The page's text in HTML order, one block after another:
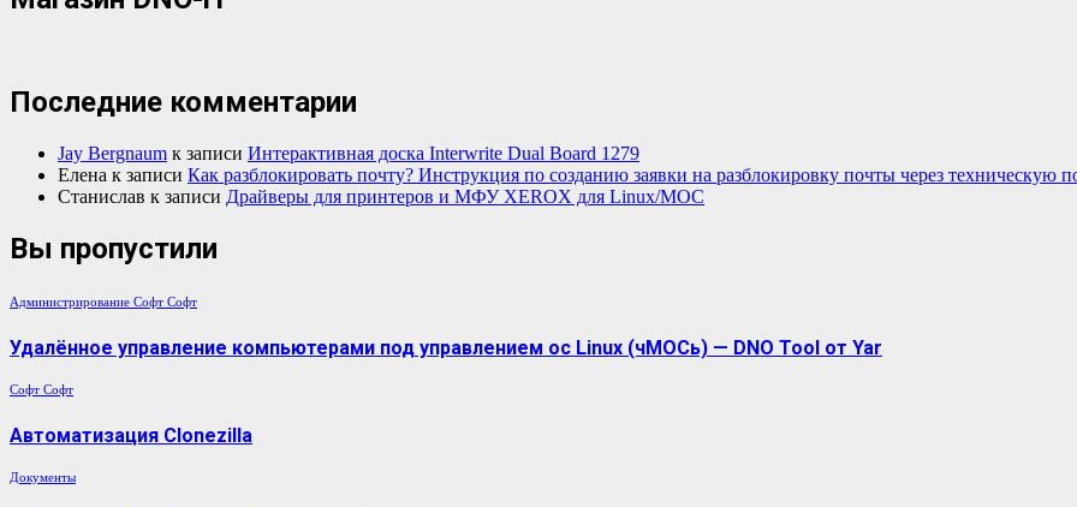
Последние комментарии
Jay Bergnaum к записи Интерактивная доска Interwrite Dual Board 1279
Елена к записи Как разблокировать почту? Инструкция по созданию заявки на разблокировку почты через техническую
Станислав к записи Драйверы для принтеров и МФУ XEROX для Linux/МОС
Вы пропустили
Администрирование Софт Софт
Удалённое управление компьютерами под управлением ос Linux (чМОСь) — DNO Tool от Yar
Софт Софт
Автоматизация Clonezilla
Документы